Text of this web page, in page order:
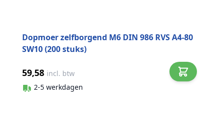
Dopmoer zelfborgend M6 DIN 986 RVS A4-80
SW10 (200 stuks)
59,58 incl. btw
2-5 werkdagen